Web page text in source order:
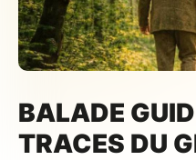
BALADE
TRACES DU